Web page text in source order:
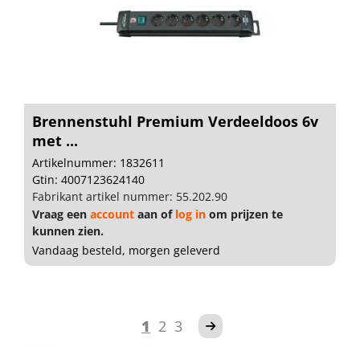
Brennenstuhl Premium Verdeeldoos 6v
met ...
Artikelnummer: 1832611
Gtin: 4007123624140
Fabrikant artikel nummer: 55.202.90
Vraag een account aan of log in om prijzen te
kunnen zien.
Vandaag besteld, morgen geleverd
1 2 3